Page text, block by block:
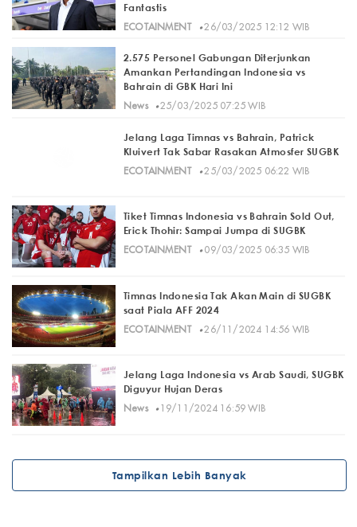
Fantastis
ECOTAINMENT
· 26/03/2025 12:12 WIB
2.575 Personel Gabungan Diterjunkan
Amankan Pertandingan Indonesia vs
Bahrain di GBK Hari Ini
News· 25/03/2025 07:25 WIB
Jelang Laga Timnas vs Bahrain, Patrick
Kluivert Tak Sabar Rasakan Atmosfer SUGBK
ECOTAINMENT
· 25/03/2025 06:22 WIB
Tiket Timnas Indonesia vs Bahrain Sold Out,
Erick Thohir: Sampai Jumpa di SUGBK
ECOTAINMENT
· 09/03/2025 06:35 WIB
Timnas Indonesia Tak Akan Main di SUGBK
saat Piala AFF 2024
ECOTAINMENT
· 26/11/2024 14:56 WIB
Jelang Laga Indonesia vs Arab Saudi, SUGBK
Diguyur Hujan Deras
News· 19/11/2024 16:59 WIB
Tampilkan Lebih Banyak